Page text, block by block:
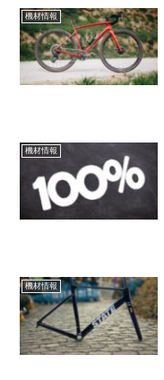
機材情報
機材情報
機材情報